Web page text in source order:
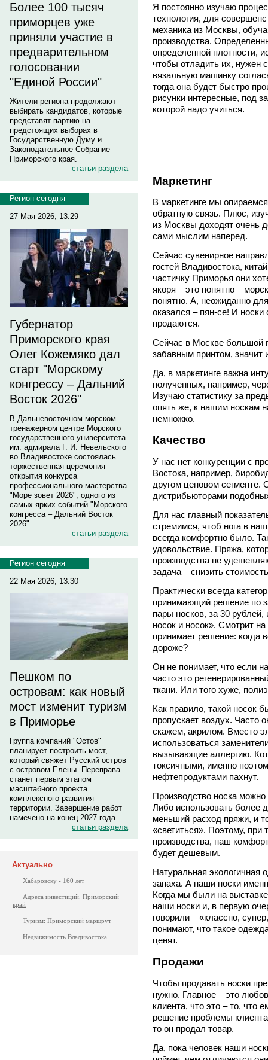
Более 100 тысяч
приморцев уже
приняли участие в
предварительном
голосовании
"Единой России"
Жители региона продолжают
выбирать кандидатов, которые
представят партию на
предстоящих выборах в
Государственную Думу и
Законодательное Собрание
Приморского края.
статьи раздела
Регион сегодня
27 Мая 2026, 13:29
Губернатор
Приморского края
Олег Кожемяко дал
старт "Морскому
конгрессу – Дальний
Восток 2026"
В Дальневосточном морском
тренажерном центре Морского
государственного университета
им. адмирала Г. И. Невельского
во Владивостоке состоялась
торжественная церемония
открытия конкурса
профессионального мастерства
"Море зовет 2026", одного из
самых ярких событий "Морского
конгресса – Дальний Восток
2026".
статьи раздела
Регион сегодня
22 Мая 2026, 13:30
Пешком по
островам: как новый
мост изменит туризм
в Приморье
Группа компаний "Остов"
планирует построить мост,
который свяжет Русский остров
с островом Елены. Переправа
станет первым этапом
масштабного проекта
комплексного развития
территории. Завершение работ
намечено на конец 2027 года.
статьи раздела
Актуально
Хабаровску - 160 лет
Адреса инвестиций. Приморский
край
Туризм: Приморский маршрут
Недвижимость Владивостока
Я постоянно изучаю
технология, для
механика из Москвы,
производства.
определенной плотности,
чтобы отладить их, нужен
вязальную машинку
тогда она будет быстро
рисунки интересные, под
которой надо учиться.
Маркетинг
В маркетинге мы
обратную связь. Плюс,
из Москвы доходят очень
сами мыслим наперед.
Сейчас сувенирное
гостей Владивостока,
частичку Приморья они
якоря – это понятно –
понятно. А, неожиданно
оказался – пян-се! И
продаются.
Сейчас в Москве большой
забавным принтом, значит
Да, в маркетинге важна
полученных, например,
Изучаю статистику за
опять же, к нашим носкам
немножко.
Качество
У нас нет конкуренции с
Востока, например,
другом ценовом сегменте.
дистрибьюторами
Для нас главный
стремимся, чтоб нога в
всегда комфортно было.
удовольствие. Пряжа,
производства не
задача – снизить
Практически всегда
принимающий решение по
пары носков, за 30 рублей,
носок и носок». Смотрит
принимает решение: когда
дороже?
Он не понимает, что если
часто это
ткани. Или того хуже,
Как правило, такой носок
пропускает воздух. Часто
скажем, акрилом. Вместо
использоваться
вызывающие аллергию.
токсичными, именно
нефтепродуктами пахнут.
Производство носка
Либо использовать более
меньший расход пряжи, и
«светиться». Поэтому, при
производства, наш
будет дешевым.
Натуральная экологичная
запаха. А наши носки
Когда мы были на
наши носки и, в первую
говорили – «классно,
понимают, что такое
ценят.
Продажи
Чтобы продавать носки
нужно. Главное – это
клиента, что это – то, что
решение проблемы
то он продал товар.
Да, пока человек наши